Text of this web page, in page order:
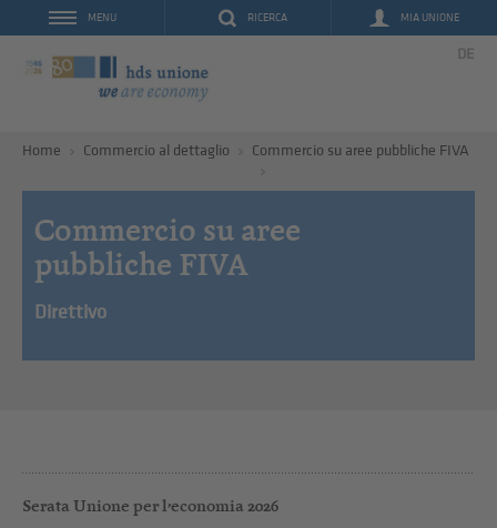
RICERCA MIA UNIONE
MENU
DE
Home Commercio al dettaglio Commercio su aree pubbliche FIVA
Commercio su aree
pubbliche FIVA
Direttivo
Serata Unione per l’economia 2026